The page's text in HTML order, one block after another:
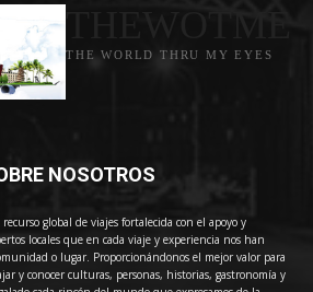
THE WORLD THRU MY EYES
NOSOTROS
global de viajes fortalecida con el apoyo y
locales que en cada viaje y experiencia nos han
o lugar. Proporcionándonos el mejor valor para
y conocer culturas, personas, historias, gastronomía y